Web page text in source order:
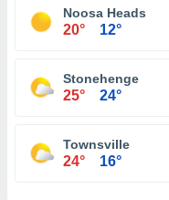
Noosa Heads
20° 12°
Stonehenge
25° 24°
Townsville
24° 16°